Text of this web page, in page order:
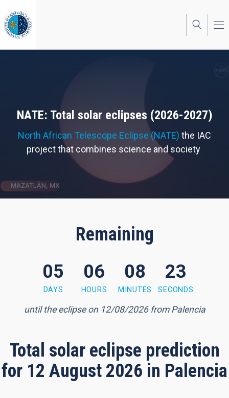
to
main
content
NATE: Total solar eclipses (2026-2027)
North African Telescope Eclipse (NATE) the IAC
project that combines science and society
Remaining
21 seconds
05
DAYS
06
HOURS
08
MINUTES
22
SECONDS
until the eclipse on 12/08/2026 from Palencia
Total solar eclipse prediction
for 12 August 2026 in Palencia